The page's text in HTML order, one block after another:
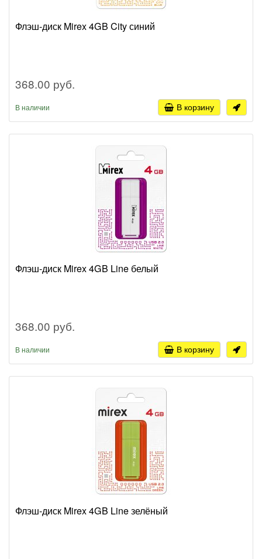
Флэш-диск Mirex 4GB City синий
368.00 руб.
В наличии В корзину
Флэш-диск Mirex 4GB Line белый
368.00 руб.
В наличии В корзину
Флэш-диск Mirex 4GB Line зелёный